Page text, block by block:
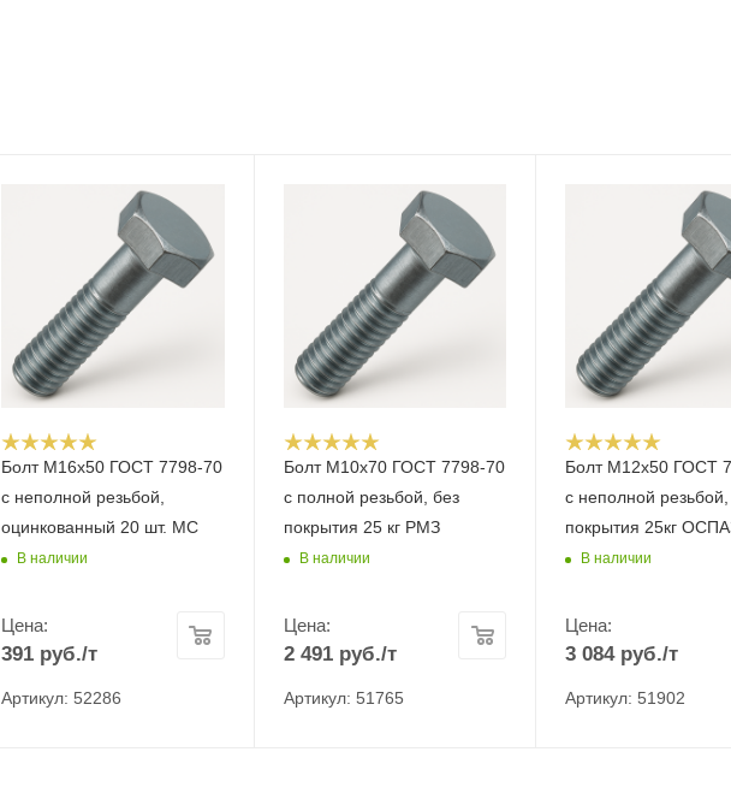
Болт М16x50 ГОСТ 7798-70
с неполной резьбой,
оцинкованный 20 шт. МС
В наличии
Цена:
391руб./т
Артикул: 52286
Болт М10x70 ГОСТ 7798-70
с полной резьбой, без
покрытия 25 кг РМЗ
В наличии
Цена:
2 491руб./т
Артикул: 51765
Болт М12x50 ГОСТ
с неполной резьбой,
покрытия 25кг
В наличии
Цена:
3 084руб./т
Артикул: 51902